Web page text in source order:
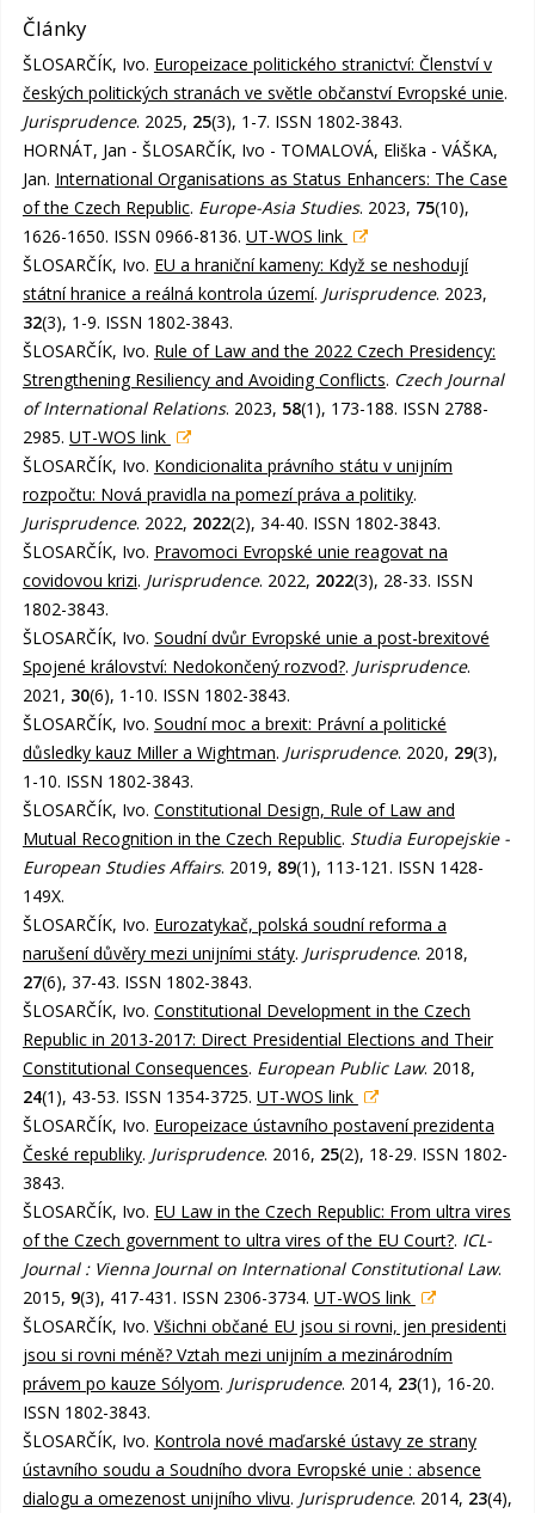
Články
ŠLOSARČÍK, Ivo. Europeizace politického stranictví: Členství v
českých politických stranách ve světle občanství Evropské unie.
Jurisprudence. 2025, 25(3), 1-7. ISSN 1802-3843.
HORNÁT, Jan - ŠLOSARČÍK, Ivo - TOMALOVÁ, Eliška - VÁŠKA,
Jan. International Organisations as Status Enhancers: The Case
of the Czech Republic. Europe-Asia Studies. 2023, 75(10),
1626-1650. ISSN 0966-8136. UT-WOS link
ŠLOSARČÍK, Ivo. EU a hraniční kameny: Když se neshodují
státní hranice a reálná kontrola území. Jurisprudence. 2023,
32(3), 1-9. ISSN 1802-3843.
ŠLOSARČÍK, Ivo. Rule of Law and the 2022 Czech Presidency:
Strengthening Resiliency and Avoiding Conflicts. Czech Journal
of International Relations. 2023, 58(1), 173-188. ISSN 2788-
2985. UT-WOS link
ŠLOSARČÍK, Ivo. Kondicionalita právního státu v unijním
rozpočtu: Nová pravidla na pomezí práva a politiky.
Jurisprudence. 2022, 2022(2), 34-40. ISSN 1802-3843.
ŠLOSARČÍK, Ivo. Pravomoci Evropské unie reagovat na
covidovou krizi. Jurisprudence. 2022, 2022(3), 28-33. ISSN
1802-3843.
ŠLOSARČÍK, Ivo. Soudní dvůr Evropské unie a post-brexitové
Spojené království: Nedokončený rozvod?. Jurisprudence.
2021, 30(6), 1-10. ISSN 1802-3843.
ŠLOSARČÍK, Ivo. Soudní moc a brexit: Právní a politické
důsledky kauz Miller a Wightman. Jurisprudence. 2020, 29(3),
1-10. ISSN 1802-3843.
ŠLOSARČÍK, Ivo. Constitutional Design, Rule of Law and
Mutual Recognition in the Czech Republic. Studia Europejskie -
European Studies Affairs. 2019, 89(1), 113-121. ISSN 1428-
149X.
ŠLOSARČÍK, Ivo. Eurozatykač, polská soudní reforma a
narušení důvěry mezi unijními státy. Jurisprudence. 2018,
27(6), 37-43. ISSN 1802-3843.
ŠLOSARČÍK, Ivo. Constitutional Development in the Czech
Republic in 2013-2017: Direct Presidential Elections and Their
Constitutional Consequences. European Public Law. 2018,
24(1), 43-53. ISSN 1354-3725. UT-WOS link
ŠLOSARČÍK, Ivo. Europeizace ústavního postavení prezidenta
České republiky. Jurisprudence. 2016, 25(2), 18-29. ISSN 1802-
3843.
ŠLOSARČÍK, Ivo. EU Law in the Czech Republic: From ultra vires
of the Czech government to ultra vires of the EU Court?. ICL-
Journal : Vienna Journal on International Constitutional Law.
2015, 9(3), 417-431. ISSN 2306-3734. UT-WOS link
ŠLOSARČÍK, Ivo. Všichni občané EU jsou si rovni, jen presidenti
jsou si rovni méně? Vztah mezi unijním a mezinárodním
právem po kauze Sólyom. Jurisprudence. 2014, 23(1), 16-20.
ISSN 1802-3843.
ŠLOSARČÍK, Ivo. Kontrola nové maďarské ústavy ze strany
ústavního soudu a Soudního dvora Evropské unie : absence
dialogu a omezenost unijního vlivu. Jurisprudence. 2014, 23(4),